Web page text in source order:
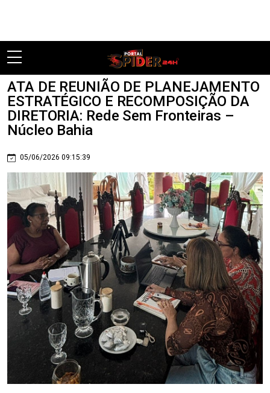
ATA DE REUNIÃO DE PLANEJAMENTO
ESTRATÉGICO E RECOMPOSIÇÃO DA
DIRETORIA: Rede Sem Fronteiras –
Núcleo Bahia
05/06/2026 09:15:39